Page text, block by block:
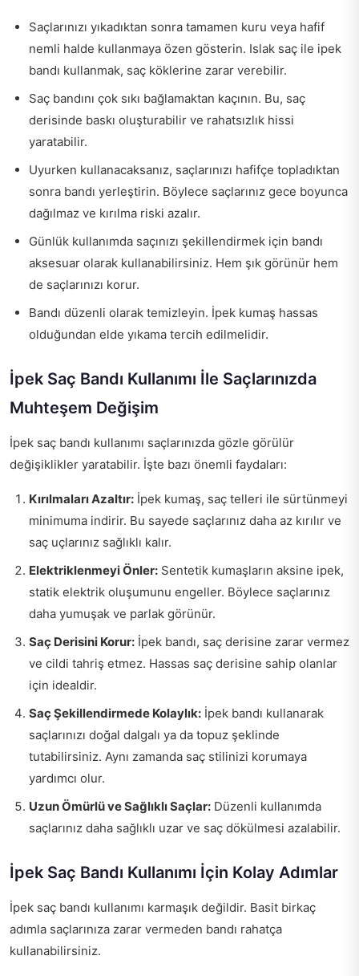
Saçlarınızı yıkadıktan sonra tamamen kuru veya hafif
nemli halde kullanmaya özen gösterin. Islak saç ile ipek
bandı kullanmak, saç köklerine zarar verebilir.
Saç bandını çok sıkı bağlamaktan kaçının. Bu, saç
derisinde baskı oluşturabilir ve rahatsızlık hissi
yaratabilir.
Uyurken kullanacaksanız, saçlarınızı hafifçe topladıktan
sonra bandı yerleştirin. Böylece saçlarınız gece boyunca
dağılmaz ve kırılma riski azalır.
Günlük kullanımda saçınızı şekillendirmek için bandı
aksesuar olarak kullanabilirsiniz. Hem şık görünür hem
de saçlarınızı korur.
Bandı düzenli olarak temizleyin. İpek kumaş hassas
olduğundan elde yıkama tercih edilmelidir.
İpek Saç Bandı Kullanımı İle Saçlarınızda
Muhteşem Değişim
İpek saç bandı kullanımı saçlarınızda gözle görülür
değişiklikler yaratabilir. İşte bazı önemli faydaları:
Kırılmaları Azaltır: İpek kumaş, saç telleri ile sürtünmeyi
minimuma indirir. Bu sayede saçlarınız daha az kırılır ve
saç uçlarınız sağlıklı kalır.
Elektriklenmeyi Önler: Sentetik kumaşların aksine ipek,
statik elektrik oluşumunu engeller. Böylece saçlarınız
daha yumuşak ve parlak görünür.
Saç Derisini Korur: İpek bandı, saç derisine zarar vermez
ve cildi tahriş etmez. Hassas saç derisine sahip olanlar
için idealdir.
Saç Şekillendirmede Kolaylık: İpek bandı kullanarak
saçlarınızı doğal dalgalı ya da topuz şeklinde
tutabilirsiniz. Aynı zamanda saç stilinizi korumaya
yardımcı olur.
Uzun Ömürlü ve Sağlıklı Saçlar: Düzenli kullanımda
saçlarınız daha sağlıklı uzar ve saç dökülmesi azalabilir.
İpek Saç Bandı Kullanımı İçin Kolay Adımlar
İpek saç bandı kullanımı karmaşık değildir. Basit birkaç
adımla saçlarınıza zarar vermeden bandı rahatça
kullanabilirsiniz.